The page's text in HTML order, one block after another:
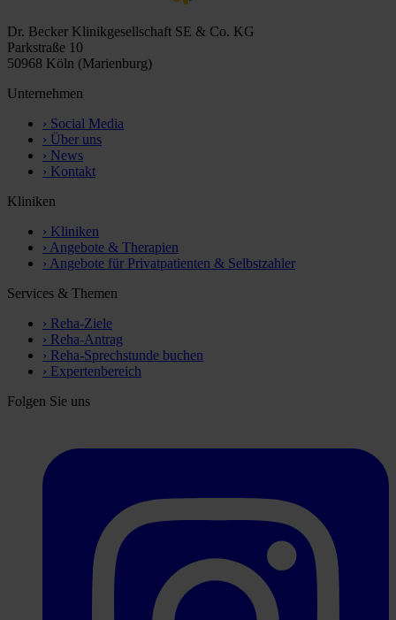
Dr. Becker Klinikgesellschaft SE & Co. KG
Parkstraße 10
50968 Köln (Marienburg)
Unternehmen
› Social Media
› Über uns
› News
› Kontakt
Kliniken
› Kliniken
› Angebote & Therapien
› Angebote für Privatpatienten & Selbstzahler
Services & Themen
› Reha-Ziele
› Reha-Antrag
› Reha-Sprechstunde buchen
› Expertenbereich
Folgen Sie uns